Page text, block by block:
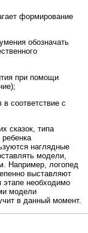
формирование
обозначать
при помощи
соответствие с
сказок, типа
ребенка
наглядные
модели,
Например, логопед
выставляют
этапе необходимо
модели
в данный момент.